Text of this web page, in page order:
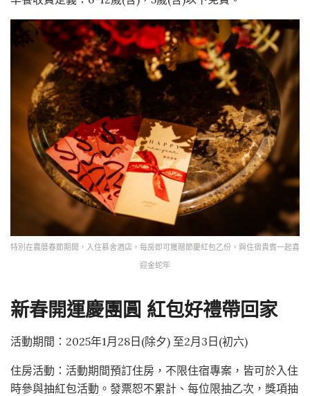
特別在農曆春節期間，入住慕舍酒店，每房即可獲贈節慶紅包乙份，與住宿貴賓一起喜
迎金蛇年
新春開運慶團圓 紅包好禮帶回家
活動期間：2025年1月28日(除夕) 至2月3日(初六)
住房活動：活動期間預訂住房，不限住宿專案，皆可於入住
時參與抽紅包活動。發票恕不累計、每位限抽乙次，獎項抽